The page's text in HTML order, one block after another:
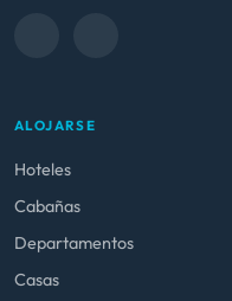
ALOJARSE
Hoteles
Cabañas
Departamentos
Casas